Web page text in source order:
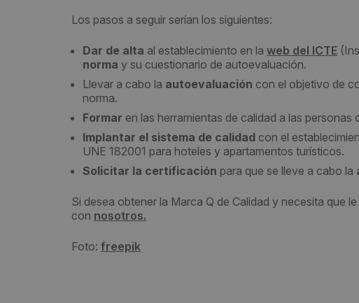
Los pasos a seguir serían los siguientes:
Dar de alta al establecimiento en la web del ICTE
norma y su cuestionario de autoevaluación.
Llevar a cabo la autoevaluación con el objetivo de
norma.
Formar en las herramientas de calidad a las personas
Implantar el sistema de calidad con el
UNE 182001 para hoteles y apartamentos turísticos.
Solicitar la certificación para que se lleve a cabo la
Si desea obtener la Marca Q de Calidad y necesita que
con nosotros.
Foto: freepik